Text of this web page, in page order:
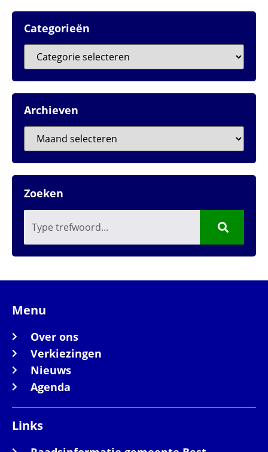
Categorieën
Archieven
Zoeken
Menu
Over ons
Verkiezingen
Nieuws
Agenda
Links